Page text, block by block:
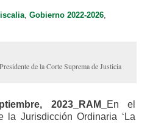
, Gobierno 2022-2026,
de la Corte Suprema de Justicia
2023_RAM_
En el
la Jurisdicción Ordinaria ‘La